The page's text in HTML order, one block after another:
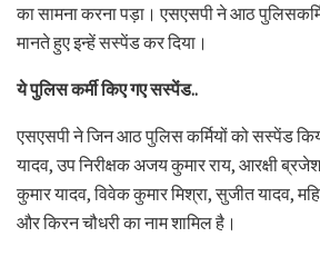
का सामना करना पड़ा। एसएसपी ने आठ
मानते हुए इन्हें सस्पेंड कर दिया।
ये पुलिस कर्मी किए गए सस्पेंड..
एसएसपी ने जिन आठ पुलिस कर्मियों को सस्पेंड
यादव, उप निरीक्षक अजय कुमार राय, आरक्षी
कुमार यादव, विवेक कुमार मिश्रा, सुजीत यादव,
और किरन चौधरी का नाम शामिल है।